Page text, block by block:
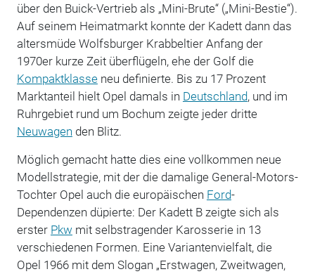
über den Buick-Vertrieb als „Mini-Brute“ („Mini-Bestie“).
Auf seinem Heimatmarkt konnte der Kadett dann das
altersmüde Wolfsburger Krabbeltier Anfang der
1970er kurze Zeit überflügeln, ehe der Golf die
Kompaktklasseneu definierte. Bis zu 17 Prozent
Marktanteil hielt Opel damals in Deutschland, und im
Ruhrgebiet rund um Bochum zeigte jeder dritte
Neuwagen den Blitz.
Möglich gemacht hatte dies eine vollkommen neue
Modellstrategie, mit der die damalige General-Motors-
Tochter Opel auch die europäischen Ford-
Dependenzen düpierte: Der Kadett B zeigte sich als
erster Pkw mit selbstragender Karosserie in 13
verschiedenen Formen. Eine Variantenvielfalt, die
Opel 1966 mit dem Slogan „Erstwagen, Zweitwagen,